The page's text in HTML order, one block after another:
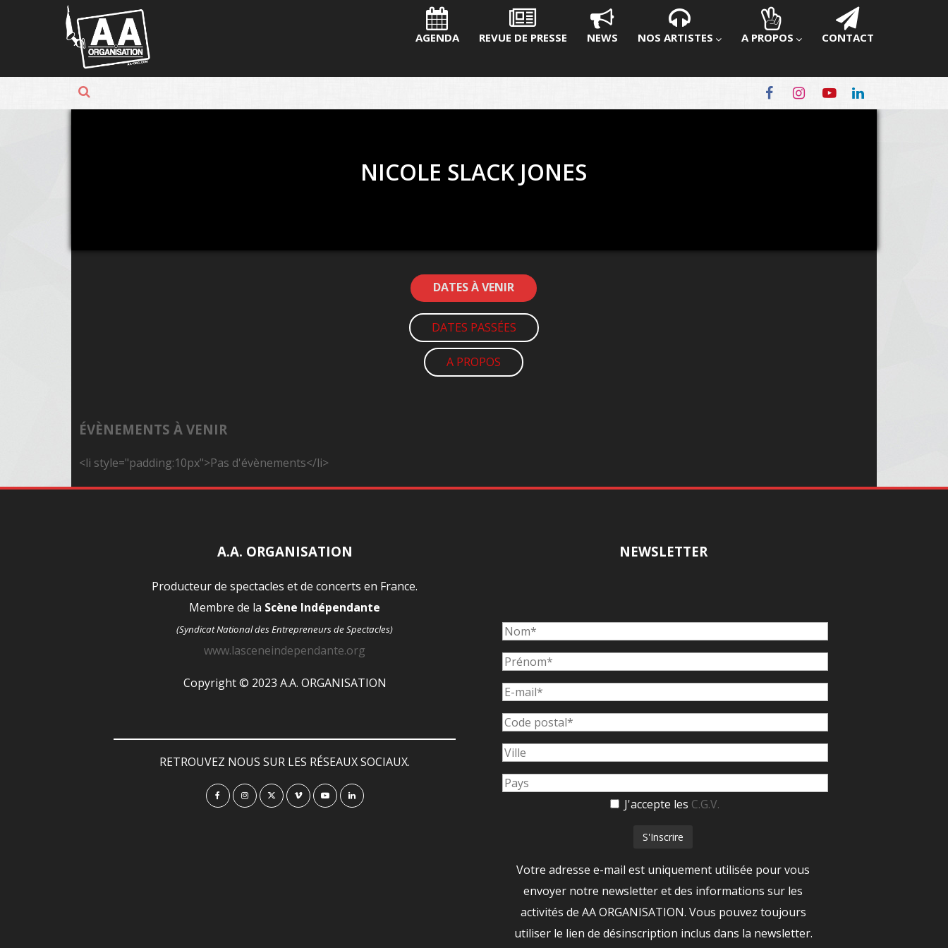
Panneau de gestion des cookies
AGENDA REVUE DE PRESSE NEWS NOS ARTISTES A PROPOS CONTACT
NICOLE SLACK JONES
DATES À VENIR
DATES PASSÉES
A PROPOS
ÉVÈNEMENTS À VENIR
<li style="padding:10px">Pas d'évènements</li>
A.A. ORGANISATION
Producteur de spectacles et de concerts en France.
Membre de la Scène Indépendante
(Syndicat National des Entrepreneurs de Spectacles)
www.lasceneindependante.org
Copyright © 2023 A.A. ORGANISATION
RETROUVEZ NOUS SUR LES RÉSEAUX SOCIAUX.
NEWSLETTER
J'accepte les C.G.V.
Votre adresse e-mail est uniquement utilisée pour vous
envoyer notre newsletter et des informations sur les
activités de AA ORGANISATION. Vous pouvez toujours
utiliser le lien de désinscription inclus dans la newsletter.